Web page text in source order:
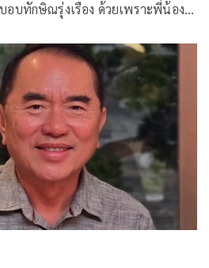
บทักษิณรุ่งเรือง ด้วยเพราะพี่น้อง
ะบอบทักษิณไ